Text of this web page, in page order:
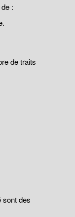
:
de traits
sont des